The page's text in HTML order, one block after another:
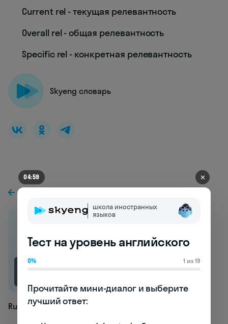
Current rel - текущая релевантность
Overall rel - общая релевантность
Specific rel - конкретная релевантность
Skyeng словарь
К предыдущей статье
Run
04:53 ✕
школа иностранных
языков
Тест на уровень английского
0% 1 из 19
Прочитайте мини-диалог и выберите
лучший ответ: